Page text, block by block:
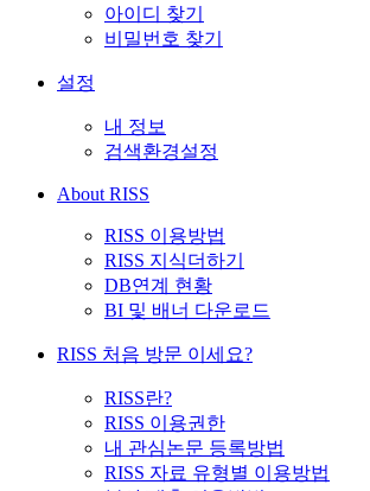
아이디 찾기
비밀번호 찾기
설정
내 정보
검색환경설정
About RISS
RISS 이용방법
RISS 지식더하기
DB연계 현황
BI 및 배너 다운로드
RISS 처음 방문 이세요?
RISS란?
RISS 이용권한
내 관심논문 등록방법
RISS 자료 유형별 이용방법